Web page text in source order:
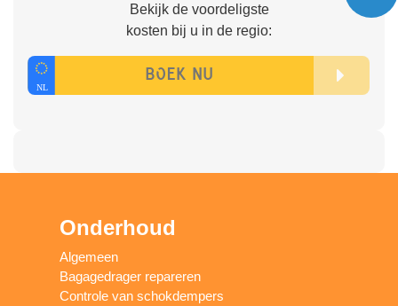
Bekijk de voordeligste
kosten bij u in de regio:
Onderhoud
Algemeen
Bagagedrager repareren
Controle van schokdempers